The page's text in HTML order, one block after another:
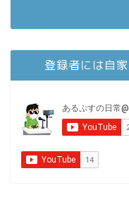
登録者には自